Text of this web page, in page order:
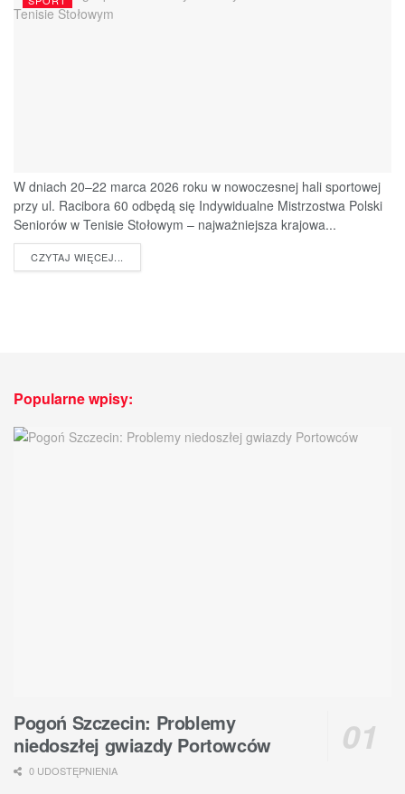
W dniach 20–22 marca 2026 roku w nowoczesnej hali sportowej
przy ul. Racibora 60 odbędą się Indywidualne Mistrzostwa Polski
Seniorów w Tenisie Stołowym – najważniejsza krajowa...
CZYTAJ WIĘCEJ...
Popularne wpisy:
Pogoń Szczecin: Problemy
niedoszłej gwiazdy Portowców
0 UDOSTĘPNIENIA